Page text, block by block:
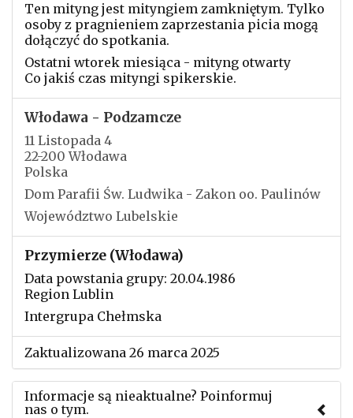
Ten mityng jest mityngiem zamkniętym. Tylko
osoby z pragnieniem zaprzestania picia mogą
dołączyć do spotkania.
Ostatni wtorek miesiąca - mityng otwarty
Co jakiś czas mityngi spikerskie.
Włodawa - Podzamcze
11 Listopada 4
22-200 Włodawa
Polska
Dom Parafii Św. Ludwika - Zakon oo. Paulinów
Województwo Lubelskie
Przymierze (Włodawa)
Data powstania grupy: 20.04.1986
Region Lublin
Intergrupa Chełmska
Zaktualizowana 26 marca 2025
Informacje są nieaktualne? Poinformuj
nas o tym.